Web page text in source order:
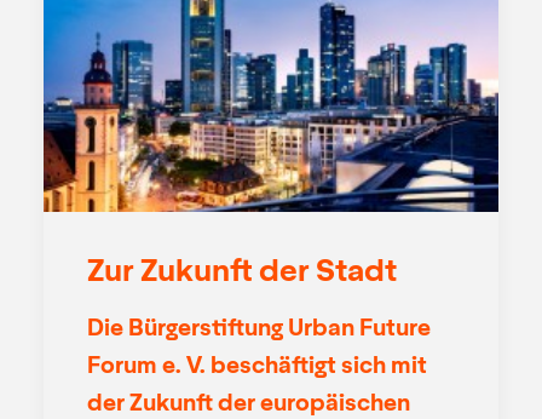
Zur Zukunft der Stadt
Die Bürgerstiftung Urban Future
Forum e. V. beschäftigt sich mit
der Zukunft der europäischen